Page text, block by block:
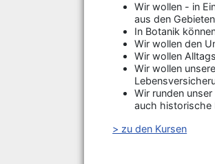
Wir wollen - in
aus den
In Botanik
Wir wollen den
Wir wollen
Wir wollen
Wir runden
auch historische
> zu den Kursen